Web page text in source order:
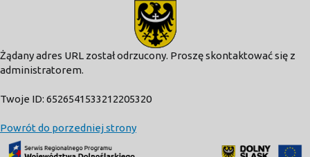
Żądany adres URL został odrzucony. Proszę skontaktować się z
administratorem.
Twoje ID: 6526541533212205320
Powrót do porzedniej strony
modal-check